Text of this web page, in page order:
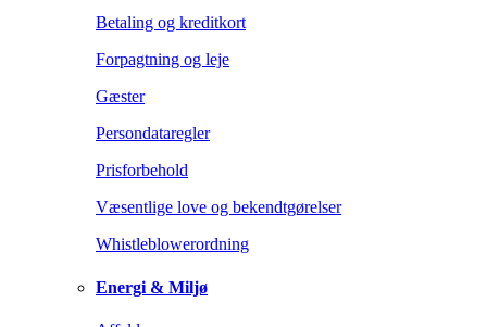
Betaling og kreditkort
Forpagtning og leje
Gæster
Persondataregler
Prisforbehold
Væsentlige love og bekendtgørelser
Whistleblowerordning
Energi & Miljø